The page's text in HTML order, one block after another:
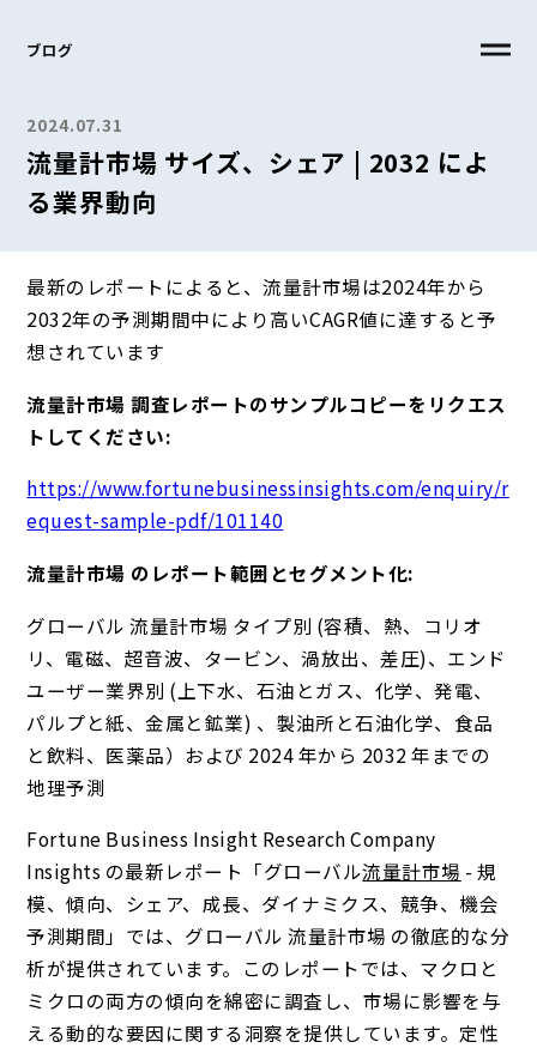
ブログ
2024.07.31
流量計市場 サイズ、シェア | 2032 によ
る業界動向
最新のレポートによると、流量計市場は2024年から
2032年の予測期間中により高いCAGR値に達すると予
想されています
流量計市場 調査レポートのサンプルコピーをリクエス
トしてください:
https://www.fortunebusinessinsights.com/enquiry/r
equest-sample-pdf/101140
流量計市場 のレポート範囲とセグメント化:
グローバル 流量計市場 タイプ別 (容積、熱、コリオ
リ、電磁、超音波、タービン、渦放出、差圧)、エンド
ユーザー業界別 (上下水、石油とガス、化学、発電、
パルプと紙、金属と鉱業) 、製油所と石油化学、食品
と飲料、医薬品）および 2024 年から 2032 年までの
地理予測
Fortune Business Insight Research Company
Insights の最新レポート「グローバル流量計市場 - 規
模、傾向、シェア、成長、ダイナミクス、競争、機会
予測期間」では、グローバル 流量計市場 の徹底的な分
析が提供されています。このレポートでは、マクロと
ミクロの両方の傾向を綿密に調査し、市場に影響を与
える動的な要因に関する洞察を提供しています。定性